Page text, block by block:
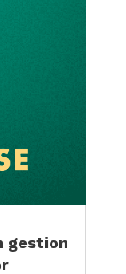
gestion